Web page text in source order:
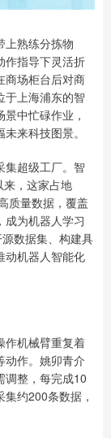
熟练分拣物
作指导下灵活折
商场柜台后对商
上海浦东的智
中忙碌作业，
来科技图景。
超级工厂。智
，这家占地
质量数据，覆盖
成为机器人学习
数据集、构建具
动机器人智能化
机械臂重复着
动作。姚卯青介
调整，每完成10
约200条数据，